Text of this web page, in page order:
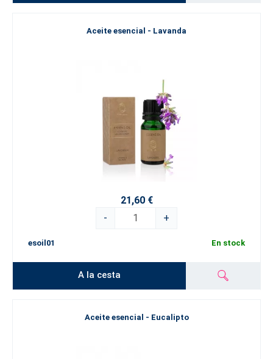
Aceite esencial - Lavanda
21,60 €
-
+
esoil01 En stock
A la cesta
Aceite esencial - Eucalipto